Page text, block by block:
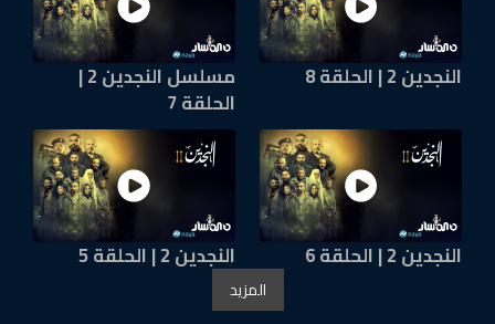
النجدين 2 | الحلقة 8
مسلسل النجدين 2 |
الحلقة 7
النجدين 2 | الحلقة 6 النجدين 2 | الحلقة 5
المزيد